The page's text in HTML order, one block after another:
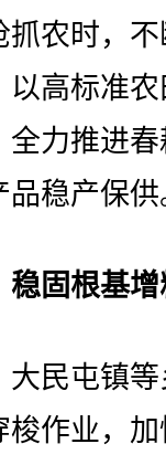
抓农时，
以高标准
全力推进
品稳产保供
稳固根基
民屯镇等
梭作业，